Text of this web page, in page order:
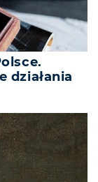
działania